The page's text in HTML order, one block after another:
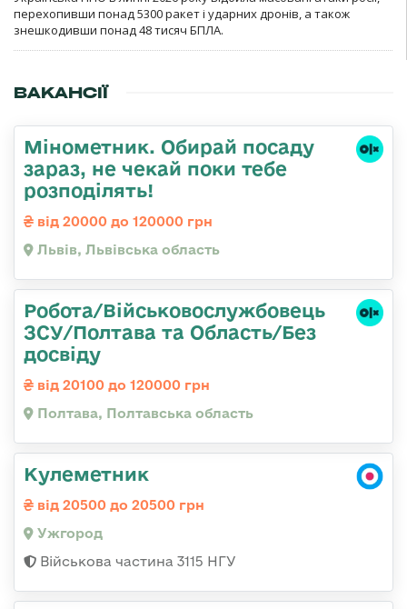
перехопивши понад 5300 ракет і ударних дронів, а також
знешкодивши понад 48 тисяч БПЛА.
ВАКАНСІЇ
Мінометник. Обирай посаду
зараз, не чекай поки тебе
розподілять!
від 20000 до 120000 грн
Львів, Львівська область
Робота/Військовослужбовець
ЗСУ/Полтава та Область/Без
досвіду
від 20100 до 120000 грн
Полтава, Полтавська область
Кулеметник
від 20500 до 20500 грн
Ужгород
Військова частина 3115 НГУ